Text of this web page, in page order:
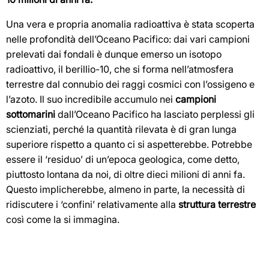
Una vera e propria anomalia radioattiva è stata scoperta
nelle profondità dell’Oceano Pacifico: dai vari campioni
prelevati dai fondali è dunque emerso un isotopo
radioattivo, il berillio-10, che si forma nell’atmosfera
terrestre dal connubio dei raggi cosmici con l’ossigeno e
l’azoto. Il suo incredibile accumulo nei campioni
sottomarini dall’Oceano Pacifico ha lasciato perplessi gli
scienziati, perché la quantità rilevata è di gran lunga
superiore rispetto a quanto ci si aspetterebbe. Potrebbe
essere il ‘residuo’ di un’epoca geologica, come detto,
piuttosto lontana da noi, di oltre dieci milioni di anni fa.
Questo implicherebbe, almeno in parte, la necessità di
ridiscutere i ‘confini’ relativamente alla struttura terrestre
così come la si immagina.